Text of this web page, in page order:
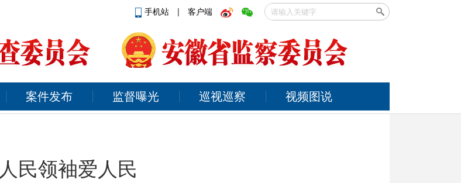
手机站 | 客户端
案件发布 监督曝光 巡视巡察 视频图说
人民领袖爱人民